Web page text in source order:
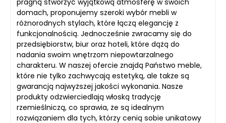
pragną stworzyć wyjątkową atmosferę w swoich
domach, proponujemy szeroki wybór mebli w
różnorodnych stylach, które łączą elegancję z
funkcjonalnością. Jednocześnie zwracamy się do
przedsiębiorstw, biur oraz hoteli, które dążą do
nadania swoim wnętrzom niepowtarzalnego
charakteru. W naszej ofercie znajdą Państwo meble,
które nie tylko zachwycają estetyką, ale także są
gwarancją najwyższej jakości wykonania. Nasze
produkty odzwierciedlają włoską tradycję
rzemieślniczą, co sprawia, że są idealnym
rozwiązaniem dla tych, którzy cenią sobie unikatowy